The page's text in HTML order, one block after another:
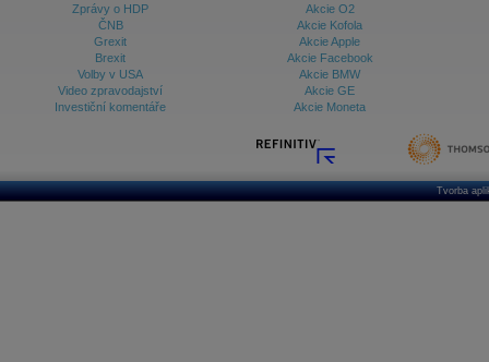
Zprávy o HDP
ČNB
Grexit
Brexit
Volby v USA
Video zpravodajství
Investiční komentáře
Akcie O2
Akcie Kofola
Akcie Apple
Akcie Facebook
Akcie BMW
Akcie GE
Akcie Moneta
Tvorba